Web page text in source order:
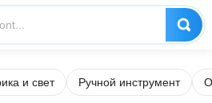
и свет Ручной инструмент